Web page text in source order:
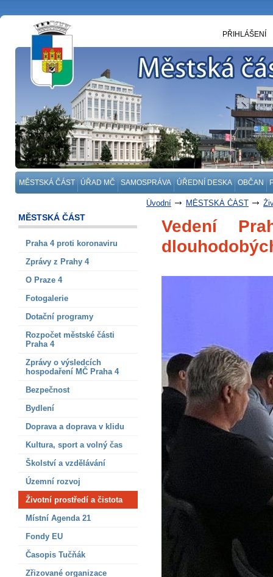
MĚSTSKÁ ČÁST ÚŘAD MČ SAMOSPRÁVA ÚŘEDNÍ DESKA OBČAN
PŘIHLÁŠENÍ
Úvodní MĚSTSKÁ ČÁST
MĚSTSKÁ ČÁST
Praha 4 proti koronaviru
Zprávy z Prahy 4
O Praze 4
Fotogalerie
Dotační programy
Rozpočet městské části
Praha 4
Zprávy o výsledcích
hospodaření MČ Praha 4
Bezpečnost
Bydlení
Doprava a doprava v klidu
Kultura, sport a volný čas
Školství a vzdělávání
Územní rozvoj
Životní prostředí a čistota
Místní Agenda 21
Fondy EU
Časopis Tučňák
Zřizované organizace
Vedení